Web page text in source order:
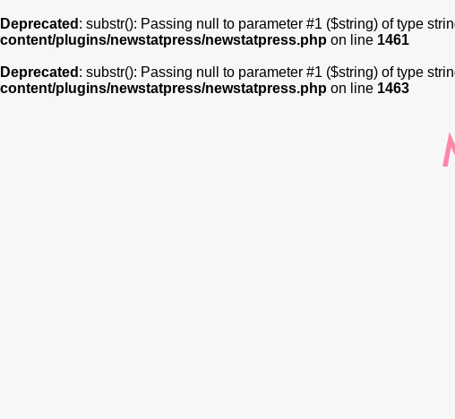
Deprecated : substr(): Passing null to parameter #1 ($string) of type
content/plugins/newstatpress/newstatpress.php on line 1461
Deprecated : substr(): Passing null to parameter #1 ($string) of type
content/plugins/newstatpress/newstatpress.php on line 1463